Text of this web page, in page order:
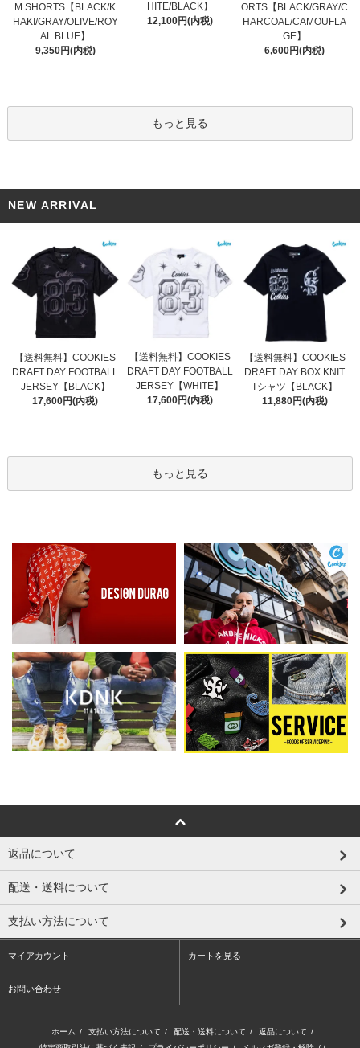
M SHORTS【BLACK/K
HAKI/GRAY/OLIVE/ROY
AL BLUE】
9,350円(内税)
HITE/BLACK】
12,100円(内税)
ORTS【BLACK/GRAY/C
HARCOAL/CAMOUFLA
GE】
6,600円(内税)
もっと見る
NEW ARRIVAL
【送料無料】COOKIES
DRAFT DAY FOOTBALL
JERSEY【BLACK】
17,600円(内税)
【送料無料】COOKIES
DRAFT DAY FOOTBALL
JERSEY【WHITE】
17,600円(内税)
【送料無料】COOKIES
DRAFT DAY BOX KNIT
Tシャツ【BLACK】
11,880円(内税)
もっと見る
返品について
配送・送料について
支払い方法について
マイアカウント カートを見る
お問い合わせ
ホーム / 支払い方法について / 配送・送料について / 返品について /